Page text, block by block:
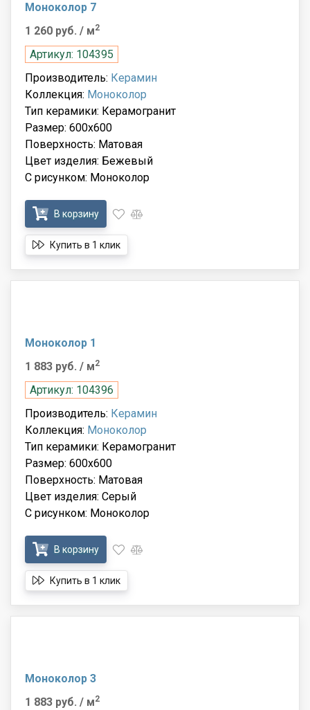
Моноколор 7
1 260 руб. / м2
Артикул: 104395
Производитель: Керамин
Коллекция: Моноколор
Тип керамики: Керамогранит
Размер: 600x600
Поверхность: Матовая
Цвет изделия: Бежевый
С рисунком: Моноколор
В корзину
Купить в 1 клик
Моноколор 1
1 883 руб. / м2
Артикул: 104396
Производитель: Керамин
Коллекция: Моноколор
Тип керамики: Керамогранит
Размер: 600x600
Поверхность: Матовая
Цвет изделия: Серый
С рисунком: Моноколор
В корзину
Купить в 1 клик
Моноколор 3
1 883 руб. / м2